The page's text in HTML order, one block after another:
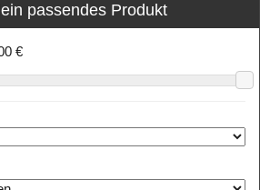
passendes Produkt
€